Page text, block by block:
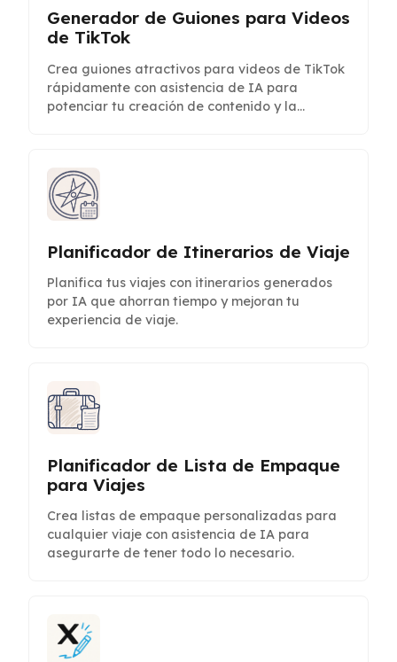
Generador de Guiones para Videos
de TikTok
Crea guiones atractivos para videos de TikTok
rápidamente con asistencia de IA para
potenciar tu creación de contenido y la
Planificador de Itinerarios de Viaje
Planifica tus viajes con itinerarios generados
por IA que ahorran tiempo y mejoran tu
experiencia de viaje.
Planificador de Lista de Empaque
para Viajes
Crea listas de empaque personalizadas para
cualquier viaje con asistencia de IA para
asegurarte de tener todo lo necesario.